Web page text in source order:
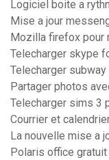
Logiciel boite a
Mise a jour
Mozilla firefox pour
Telecharger skype
Telecharger
Partager photos
Telecharger sims 3
Courrier et
La nouvelle mise a
Polaris office